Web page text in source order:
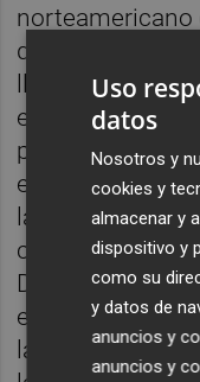
norteamericano
que estar en
llamativo en
está.
podía faltar la
elecciones que
las que están
clichés
Destaca que
en los aspectos
la nación,
Uso
datos
Nosotros y
cookies y
almacenar y
dispositivo y
como su
y datos de
anuncios y
anuncios y